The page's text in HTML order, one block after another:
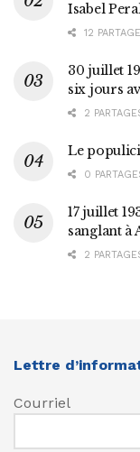
Isabel
12
30 juillet
six jours
2
Le
0
17 juillet
sanglant à
2
Lettre
Courriel